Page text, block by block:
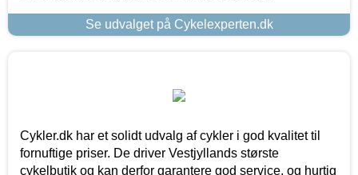
Se udvalget på Cykelexperten.dk
Cykler.dk har et solidt udvalg af cykler i god kvalitet til
fornuftige priser. De driver Vestjyllands største
cykelbutik og kan derfor garantere god service, og hurtig